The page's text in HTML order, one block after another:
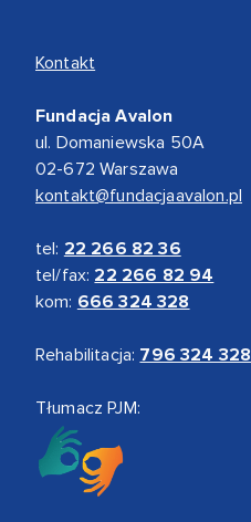
Kontakt
Fundacja Avalon
ul. Domaniewska 50A
02-672 Warszawa
kontakt@fundacjaavalon.pl
tel: 22 266 82 36
tel/fax: 22 266 82 94
kom: 666 324 328
Rehabilitacja: 796 324 328
Tłumacz PJM: